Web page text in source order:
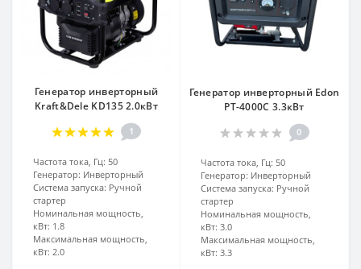
Генератор инверторный
Kraft&Dele KD135 2.0кВт
1
Частота тока, Гц: 50
Генератор: Инверторный
Система запуска: Ручной
стартер
Номинальная мощность,
кВт: 1.8
Максимальная мощность,
кВт: 2.0
Генератор инверторный Edon
PT-4000C 3.3кВт
0
Частота тока, Гц: 50
Генератор: Инверторный
Система запуска: Ручной
стартер
Номинальная мощность,
кВт: 3.0
Максимальная мощность,
кВт: 3.3